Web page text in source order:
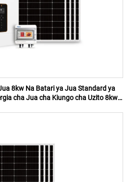
8kw Na Batari ya Jua Standard ya
cha Jua cha Kiungo cha Uzito 8kw